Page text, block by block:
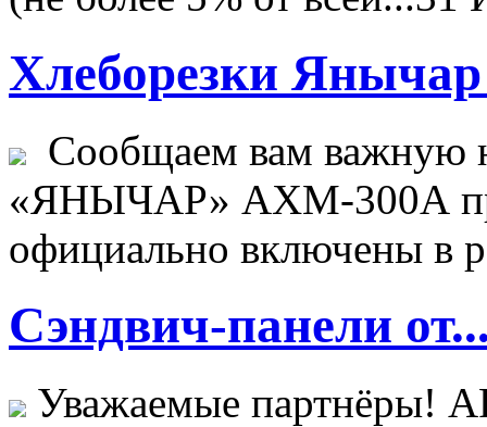
Хлеборезки Янычар
Сообщаем вам важную
«ЯНЫЧАР» АХМ-300А
официально включены в
Сэндвич-панели
Уважаемые